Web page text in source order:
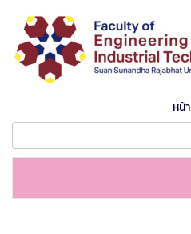
หน้